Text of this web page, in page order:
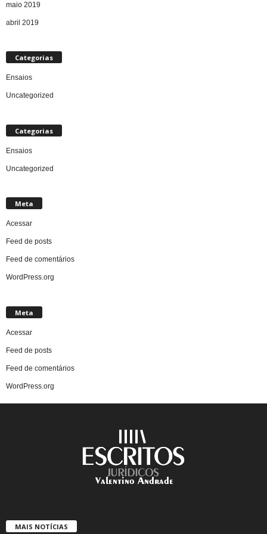
maio 2019
abril 2019
Categorias
Ensaios
Uncategorized
Categorias
Ensaios
Uncategorized
Meta
Acessar
Feed de posts
Feed de comentários
WordPress.org
Meta
Acessar
Feed de posts
Feed de comentários
WordPress.org
MAIS NOTÍCIAS